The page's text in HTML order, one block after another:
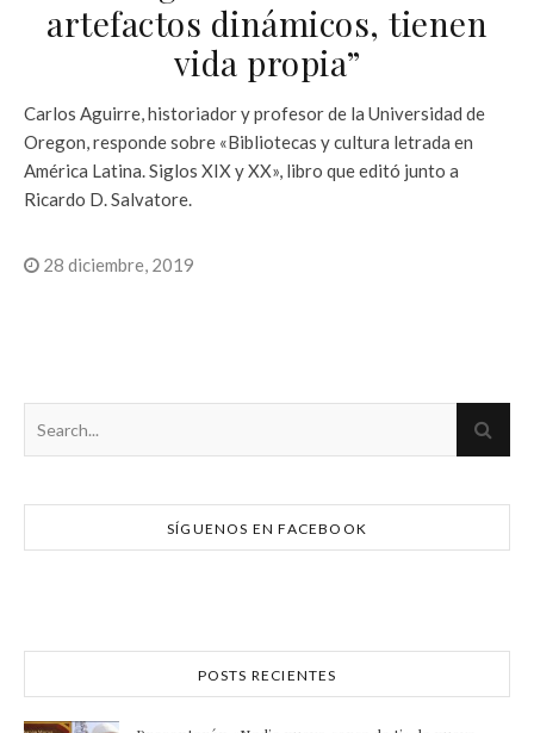
artefactos dinámicos, tienen
vida propia”
Carlos Aguirre, historiador y profesor de la Universidad de
Oregon, responde sobre «Bibliotecas y cultura letrada en
América Latina. Siglos XIX y XX», libro que editó junto a
Ricardo D. Salvatore.
28 diciembre, 2019
SÍGUENOS EN FACEBOOK
POSTS RECIENTES